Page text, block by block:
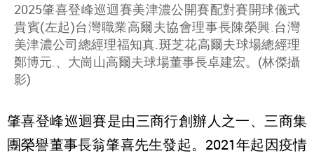
2025肇喜登峰巡迴賽美津濃公開賽配對賽開球儀式
貴賓(左起)台灣職業高爾夫協會理事長陳榮興.台灣
美津濃公司總經理福知真.斑芝花高爾夫球場總經理
鄭博元.、大崗山高爾夫球場董事長卓建宏。(林傑攝
影)
肇喜登峰巡迴賽是由三商行創辦人之一、三商集
團榮譽董事長翁肇喜先生發起。2021年起因疫情